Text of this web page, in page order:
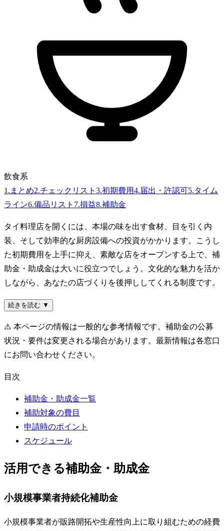
飲食系
1 . まとめ2.チェックリスト 3.初期費用4.届出・許認可5.タイム
ライン6.備品リスト 7.損益8.補助金
タイ料理店を開くには、本場の味を出す食材、目を引く内
装、そして効率的な厨房設備への投資がかかります。こうし
た初期費用を上手に抑え、素敵な店をオープンする上で、補
助金・助成金は大いに役立つでしょう。文化的な魅力を活か
しながら、あなたの店づくりを後押ししてくれる制度です。
続きを読む ▼
⚠️ 本ページの情報は一般的な参考情報です。補助金の公募
状況・要件は変更される場合があります。最新情報は各窓口
にお問い合わせください。
目次
補助金・助成金一覧
補助対象の費目
申請時のポイント
スケジュール
活用できる補助金・助成金
小規模事業者持続化補助金
小規模事業者が販路開拓や生産性向上に取り組むための経費